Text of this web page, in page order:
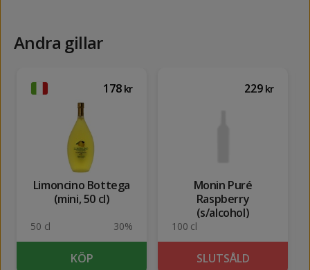
Andra gillar
178 kr
Limoncino Bottega
(mini, 50 cl)
50 cl 30%
KÖP
229 kr
Monin Puré
Raspberry
(s/alcohol)
100 cl
SLUTSÅLD